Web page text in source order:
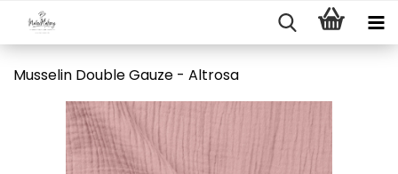
Musselin Double Gauze - Altrosa